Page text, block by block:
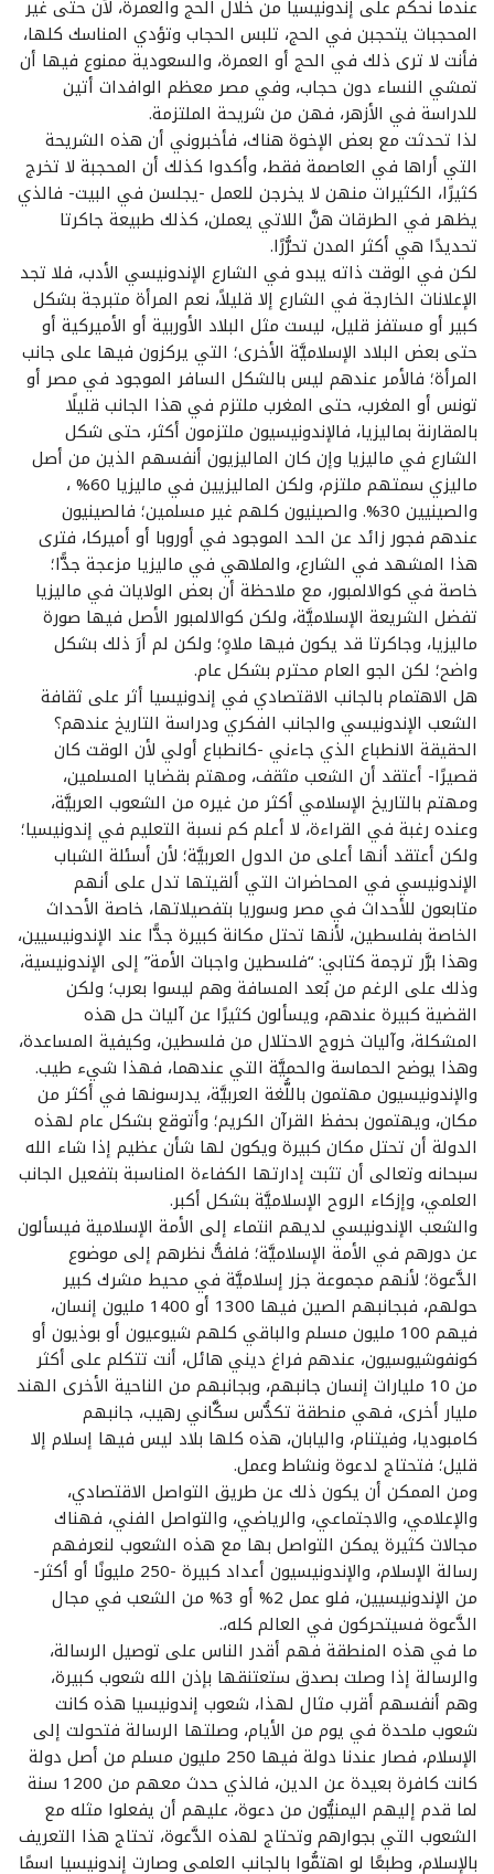
عندما نحكم على إندونيسيا من خلال الحج والعمرة، لأن حتى غير
المحجبات يتحجبن في الحج، تلبس الحجاب وتؤدي المناسك كلها،
فأنت لا ترى ذلك في الحج أو العمرة، والسعودية ممنوع فيها أن
تمشي النساء دون حجاب، وفي مصر معظم الوافدات أتين
للدراسة في الأزهر، فهن من شريحة الملتزمة.
لذا تحدثت مع بعض الإخوة هناك، فأخبروني أن هذه الشريحة
التي أراها في العاصمة فقط، وأكدوا كذلك أن المحجبة لا تخرج
كثيرًا، الكثيرات منهن لا يخرجن للعمل -يجلسن في البيت- فالذي
يظهر في الطرقات هنَّ اللاتي يعملن، كذلك طبيعة جاكرتا
تحديدًا هي أكثر المدن تحرُّرًا.
لكن في الوقت ذاته يبدو في الشارع الإندونيسي الأدب، فلا تجد
الإعلانات الخارجة في الشارع إلا قليلاً، نعم المرأة متبرجة بشكل
كبير أو مستفز قليل، ليست مثل البلاد الأوربية أو الأميركية أو
حتى بعض البلاد الإسلاميَّة الأخرى؛ التي يركزون فيها على جانب
المرأة؛ فالأمر عندهم ليس بالشكل السافر الموجود في مصر أو
تونس أو المغرب، حتى المغرب ملتزم في هذا الجانب قليلًا
بالمقارنة بماليزيا، فالإندونيسيون ملتزمون أكثر، حتى شكل
الشارع في ماليزيا وإن كان الماليزيون أنفسهم الذين من أصل
ماليزي سمتهم ملتزم، ولكن الماليزيين في ماليزيا 60% ،
والصينيين 30%. والصينيون كلهم غير مسلمين؛ فالصينيون
عندهم فجور زائد عن الحد الموجود في أوروبا أو أميركا، فترى
هذا المشهد في الشارع، والملاهي في ماليزيا مزعجة جدًّا؛
خاصة في كوالالمبور، مع ملاحظة أن بعض الولايات في ماليزيا
تفضل الشريعة الإسلاميَّة، ولكن كوالالمبور الأصل فيها صورة
ماليزيا، وجاكرتا قد يكون فيها ملاهٍ؛ ولكن لم أرَ ذلك بشكل
واضح؛ لكن الجو العام محترم بشكل عام.
هل الاهتمام بالجانب الاقتصادي في إندونيسيا أثر على ثقافة
الشعب الإندونيسي والجانب الفكري ودراسة التاريخ عندهم؟
الحقيقة الانطباع الذي جاءني -كانطباع أولي لأن الوقت كان
قصيرًا- أعتقد أن الشعب مثقف، ومهتم بقضايا المسلمين،
ومهتم بالتاريخ الإسلامي أكثر من غيره من الشعوب العربيَّة،
وعنده رغبة في القراءة، لا أعلم كم نسبة التعليم في إندونيسيا؛
ولكن أعتقد أنها أعلى من الدول العربيَّة؛ لأن أسئلة الشباب
الإندونيسي في المحاضرات التي ألقيتها تدل على أنهم
متابعون للأحداث في مصر وسوريا بتفصيلاتها، خاصة الأحداث
الخاصة بفلسطين، لأنها تحتل مكانة كبيرة جدًّا عند الإندونيسيين،
وهذا برَّر ترجمة كتابي: “فلسطين واجبات الأمة” إلى الإندونيسية،
وذلك على الرغم من بُعد المسافة وهم ليسوا بعرب؛ ولكن
القضية كبيرة عندهم، ويسألون كثيرًا عن آليات حل هذه
المشكلة، وآليات خروج الاحتلال من فلسطين، وكيفية المساعدة،
وهذا يوضح الحماسة والحميَّة التي عندهما، فهذا شيء طيب.
والإندونيسيون مهتمون باللُّغة العربيَّة، يدرسونها في أكثر من
مكان، ويهتمون بحفظ القرآن الكريم؛ وأتوقع بشكل عام لهذه
الدولة أن تحتل مكان كبيرة ويكون لها شأن عظيم إذا شاء الله
سبحانه وتعالى أن تثبت إدارتها الكفاءة المناسبة بتفعيل الجانب
العلمي، وإزكاء الروح الإسلاميَّة بشكل أكبر.
والشعب الإندونيسي لديهم انتماء إلى الأمة الإسلامية فيسألون
عن دورهم في الأمة الإسلاميَّة؛ فلفتُّ نظرهم إلى موضوع
الدَّعوة؛ لأنهم مجموعة جزر إسلاميَّة في محيط مشرك كبير
حولهم، فبجانبهم الصين فيها 1300 أو 1400 مليون إنسان،
فيهم 100 مليون مسلم والباقي كلهم شيوعيون أو بوذيون أو
كونفوشيوسيون، عندهم فراغ ديني هائل، أنت تتكلم على أكثر
من 10 مليارات إنسان جانبهم، وبجانبهم من الناحية الأخرى الهند
مليار أخرى، فهي منطقة تكدُّس سكَّاني رهيب، جانبهم
كامبوديا، وفيتنام، واليابان، هذه كلها بلاد ليس فيها إسلام إلا
قليل؛ فتحتاج لدعوة ونشاط وعمل.
ومن الممكن أن يكون ذلك عن طريق التواصل الاقتصادي،
والإعلامي، والاجتماعي، والرياضي، والتواصل الفني، فهناك
مجالات كثيرة يمكن التواصل بها مع هذه الشعوب لنعرفهم
رسالة الإسلام، والإندونيسيون أعداد كبيرة -250 مليونًا أو أكثر-
من الإندونيسيين، فلو عمل 2% أو 3% من الشعب في مجال
الدَّعوة فسيتحركون في العالم كله،.
ما في هذه المنطقة فهم أقدر الناس على توصيل الرسالة،
والرسالة إذا وصلت بصدق ستعتنقها بإذن الله شعوب كبيرة،
وهم أنفسهم أقرب مثال لهذا، شعوب إندونيسيا هذه كانت
شعوب ملحدة في يوم من الأيام، وصلتها الرسالة فتحولت إلى
الإسلام، فصار عندنا دولة فيها 250 مليون مسلم من أصل دولة
كانت كافرة بعيدة عن الدين، فالذي حدث معهم من 1200 سنة
لما قدم إليهم اليمنيُّون من دعوة، عليهم أن يفعلوا مثله مع
الشعوب التي بجوارهم وتحتاج لهذه الدَّعوة، تحتاج هذا التعريف
بالإسلام، وطبعًا لو اهتمُّوا بالجانب العلمي وصارت إندونيسيا اسمًا